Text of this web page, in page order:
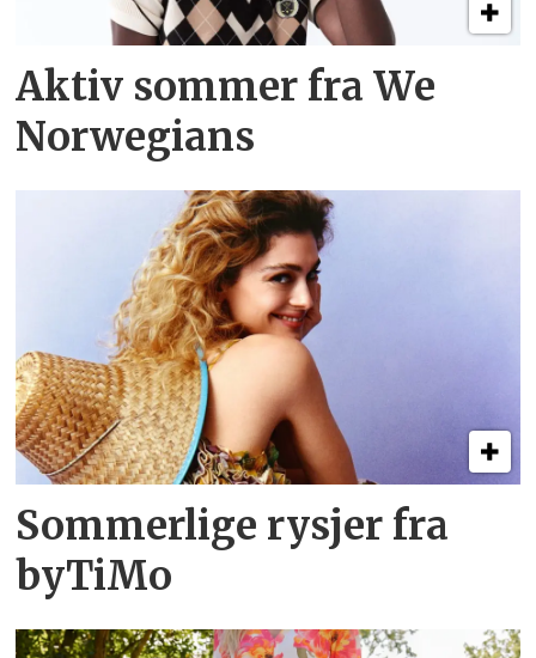
Aktiv sommer fra We
Norwegians
Sommerlige rysjer fra
byTiMo